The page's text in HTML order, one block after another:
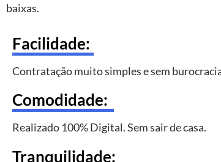
baixas.
Facilidade:
Contratação muito simples e sem
Comodidade:
Realizado 100% Digital. Sem sair de casa.
Tranquilidade: